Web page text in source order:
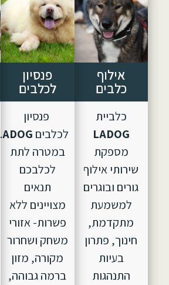
אילוף
כלבים
כלביית
LADOG
מספקת
שירותי אילוף
גורים ובוגרים
למשמעת
מתקדמת,
חינוך, פתרון
בעיות
התנהגות
פנסיון
לכלבים
פנסיון
לכלבים LADOG,
במטרה לתת
לכלבכם
תנאים
מצויינים ללא
פשרות- אזורי
משחק ושחרור
מקורה, מזון
ברמה גבוהה,